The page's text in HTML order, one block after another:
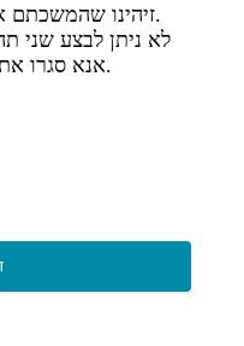
זיהינו שהמשכתם את התהליך באתר בחלון חדש.
לא ניתן לבצע שני
אנא סגרו את החלון בכדי להמשיך בתהליך.